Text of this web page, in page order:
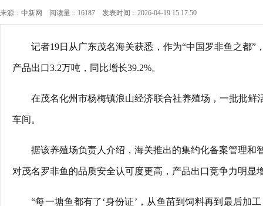
来源：中新网 阅读量：16187 发表时间：2026-04-19 15:17:50
记者19日从广东茂名海关获悉，作为“中国罗非鱼之都
产品出口3.2万吨，同比增长39.2%。
在茂名化州市杨梅镇浪山经济联合社养殖场，一批批
车间。
据该养殖场负责人介绍，海关推出的集约化备案管理
对茂名罗非鱼的品质安全认可度更高，产品出口竞争力明显
“每一塘鱼都有了‘身份证’，从鱼苗到饲料再到最后加